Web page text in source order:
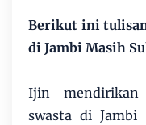
Berikut ini
di Jambi Masih
Ijin mendirikan
swasta di